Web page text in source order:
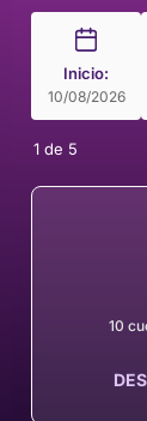
Inicio:
10/08/2026
1 de 5
10